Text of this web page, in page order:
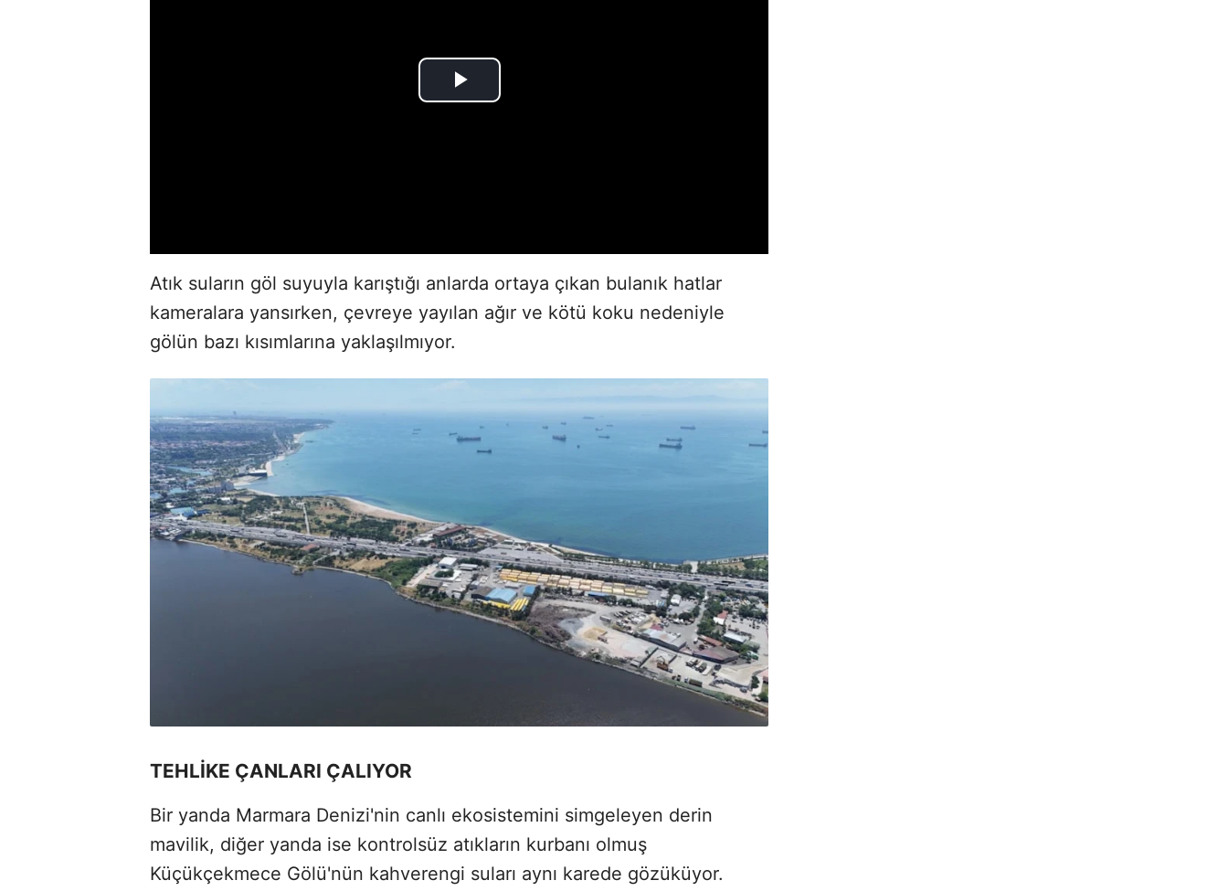
Atık suların göl suyuyla karıştığı anlarda ortaya çıkan bulanık hatlar
kameralara yansırken, çevreye yayılan ağır ve kötü koku nedeniyle
gölün bazı kısımlarına yaklaşılmıyor.
TEHLİKE ÇANLARI ÇALIYOR
Bir yanda Marmara Denizi'nin canlı ekosistemini simgeleyen derin
mavilik, diğer yanda ise kontrolsüz atıkların kurbanı olmuş
Küçükçekmece Gölü'nün kahverengi suları aynı karede gözüküyor.